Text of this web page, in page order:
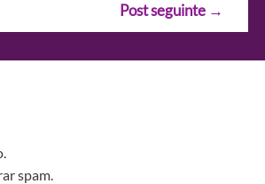
Post seguinte →
spam.